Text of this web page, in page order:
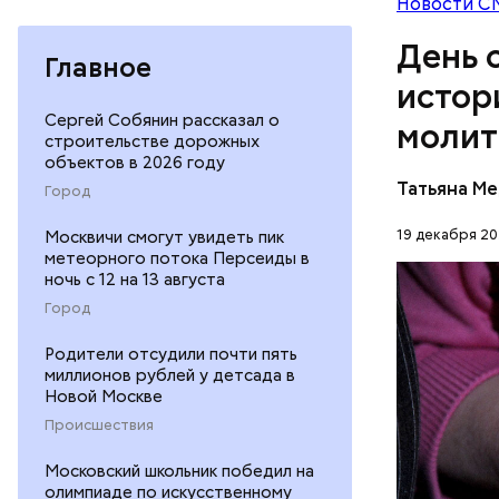
Главное
Сергей Собянин рассказал о
строительстве дорожных
объектов в 2026 году
Город
Москвичи смогут увидеть пик
метеорного потока Персеиды в
ночь с 12 на 13 августа
Город
Родители отсудили почти пять
миллионов рублей у детсада в
Новой Москве
Происшествия
Московский школьник победил на
олимпиаде по искусственному
День
Татьяна
19 декабря
очень
ЦЕРКОВЬ
1 кг
600 г
мелко
к ним
10-15
тушить в